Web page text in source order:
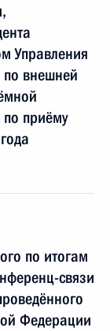
Управления
по внешней
приёму
по итогам
связи
Федерации